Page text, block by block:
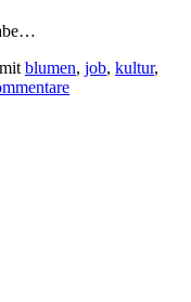
blumen, job, kultur,